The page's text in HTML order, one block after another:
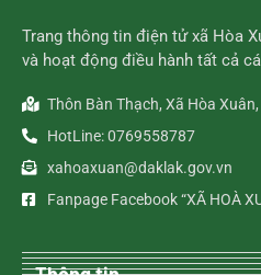
Trang thông tin điện tử xã Hòa
và hoạt động điều hành tất cả
Thôn Bàn Thạch, Xã Hòa
HotLine: 0769558787
xahoaxuan@daklak.gov.vn
Fanpage Facebook “XÃ HOÀ